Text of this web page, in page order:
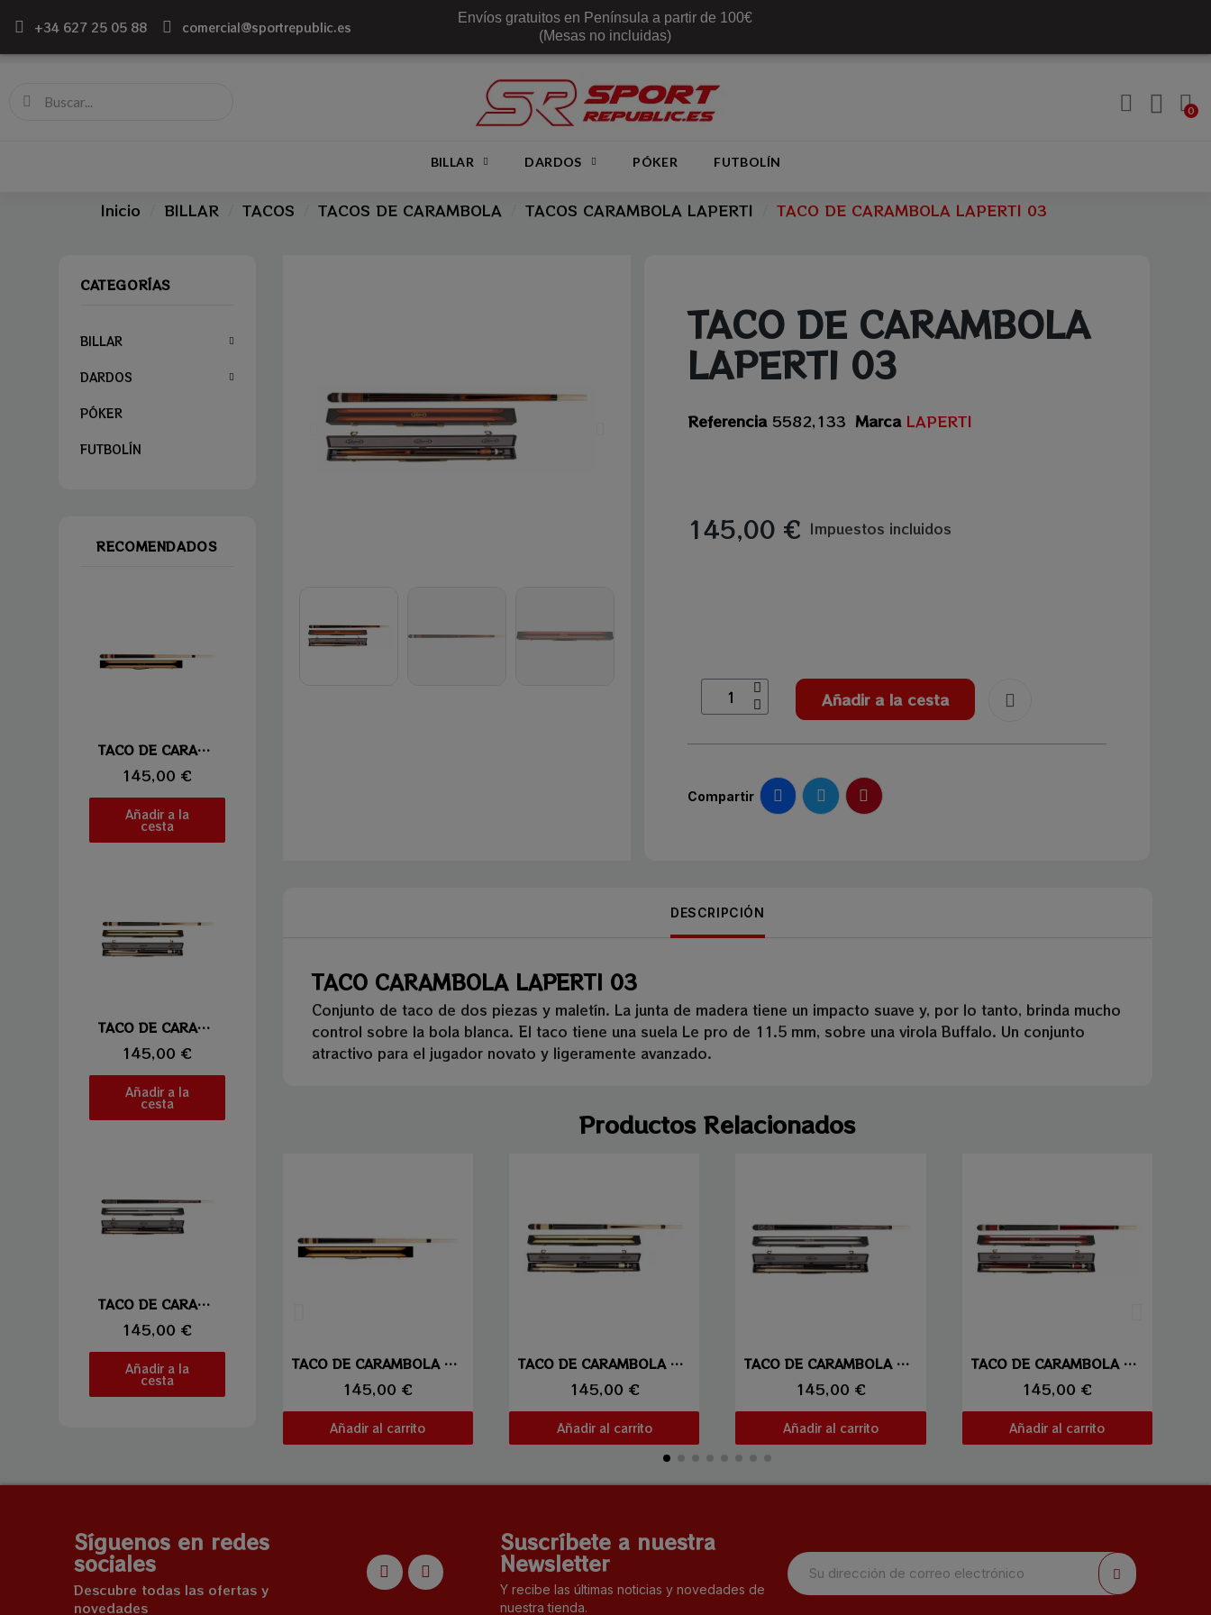
+34 627 25 05 88 comercial@sportrepublic.es
Envíos gratuitos en Península a partir de 100€
(Mesas no incluidas)
BILLAR DARDOS PÓKER FUTBOLÍN
Inicio BILLAR TACOS TACOS DE CARAMBOLA TACOS CARAMBOLA LAPERTI TACO DE CARAMBOLA LAPERTI 03
CATEGORÍAS
BILLAR
DARDOS
PÓKER
FUTBOLÍN
RECOMENDADOS
Vista rápidaTACO DE CARAMBOLA LAPERTI 06
145,00 €
Añadir a la
cesta
Vista rápidaTACO DE CARAMBOLA LAPERTI 01
145,00 €
Añadir a la
cesta
Vista rápidaTACO DE CARAMBOLA LAPERTI 02
145,00 €
Añadir a la
cesta
TACO DE CARAMBOLA
LAPERTI 03
Referencia 5582,133 Marca LAPERTI
145,00 € Impuestos incluidos
Añadir a la cesta
Compartir
DESCRIPCIÓN
TACO CARAMBOLA LAPERTI 03
Conjunto de taco de dos piezas y maletín. La junta de madera tiene un impacto suave y, por lo tanto, brinda mucho
control sobre la bola blanca. El taco tiene una suela Le pro de 11.5 mm, sobre una virola Buffalo. Un conjunto
atractivo para el jugador novato y ligeramente avanzado.
Productos Relacionados
Vista rápida TACO DE CARAMBOLA LAPERTI 06
145,00 €
Añadir al carrito
Vista rápida TACO DE CARAMBOLA LAPERTI 01
145,00 €
Añadir al carrito
Vista rápida TACO DE CARAMBOLA LAPERTI 02
145,00 €
Añadir al carrito
Vista rápida TACO DE CARAMBOLA LAPERTI 04
145,00 €
Añadir al carrito
Síguenos en redes
sociales
Descubre todas las ofertas y
novedades
Suscríbete a nuestra
Newsletter
Y recibe las últimas noticias y novedades de
nuestra tienda.